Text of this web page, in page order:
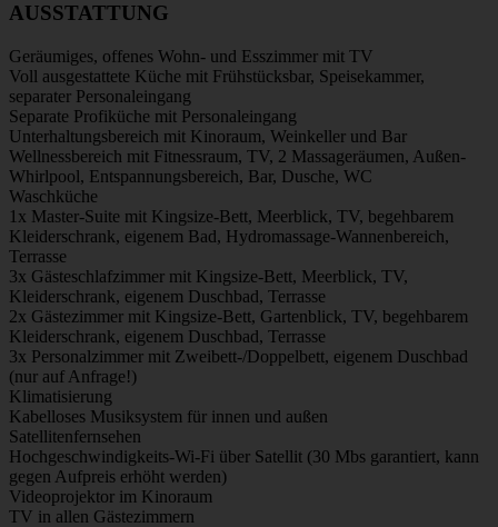
AUSSTATTUNG
Geräumiges, offenes Wohn- und Esszimmer mit TV
Voll ausgestattete Küche mit Frühstücksbar, Speisekammer,
separater Personaleingang
Separate Profiküche mit Personaleingang
Unterhaltungsbereich mit Kinoraum, Weinkeller und Bar
Wellnessbereich mit Fitnessraum, TV, 2 Massageräumen, Außen-
Whirlpool, Entspannungsbereich, Bar, Dusche, WC
Waschküche
1x Master-Suite mit Kingsize-Bett, Meerblick, TV, begehbarem
Kleiderschrank, eigenem Bad, Hydromassage-Wannenbereich,
Terrasse
3x Gästeschlafzimmer mit Kingsize-Bett, Meerblick, TV,
Kleiderschrank, eigenem Duschbad, Terrasse
2x Gästezimmer mit Kingsize-Bett, Gartenblick, TV, begehbarem
Kleiderschrank, eigenem Duschbad, Terrasse
3x Personalzimmer mit Zweibett-/Doppelbett, eigenem Duschbad
(nur auf Anfrage!)
Klimatisierung
Kabelloses Musiksystem für innen und außen
Satellitenfernsehen
Hochgeschwindigkeits-Wi-Fi über Satellit (30 Mbs garantiert, kann
gegen Aufpreis erhöht werden)
Videoprojektor im Kinoraum
TV in allen Gästezimmern